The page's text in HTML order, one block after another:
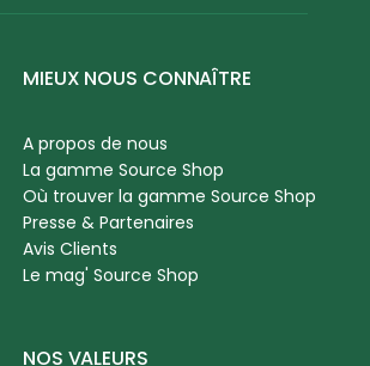
MIEUX NOUS CONNAÎTRE
A propos de nous
La gamme Source Shop
Où trouver la gamme Source Shop
Presse & Partenaires
Avis Clients
Le mag' Source Shop
NOS VALEURS